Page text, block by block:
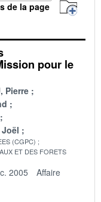
de la page
pour le
Pierre
Joël
(CGPC)
ET DES FORETS
2005
Affaire